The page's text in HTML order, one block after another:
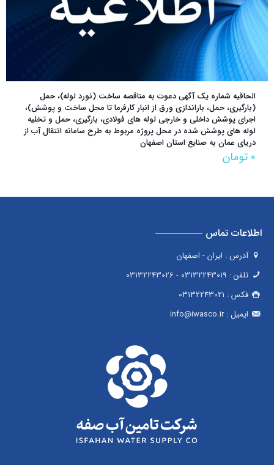
الحاقیه شماره یک آگهی دعوت به مناقصه ساخت (نورد لوله)، حمل
(بارگیری، حمل، باراندازی ورق از انبار کارفرما تا محل ساخت و پوشش)،
اجرای پوشش داخلی و خارجی لوله های فولادی، بارگیری، حمل و تخلیه
لوله های پوشش شده در محل پروژه مربوط به طرح سامانه انتقال آب از
دریای عمان به صنایع استان اصفهان
۰ تومان
اطلاعات تماس
آدرس : ایران - اصفهان
تلفن : 03132243019
-
03132243026
فکس : 03132243021
ایمیل :info@iwasco.ir